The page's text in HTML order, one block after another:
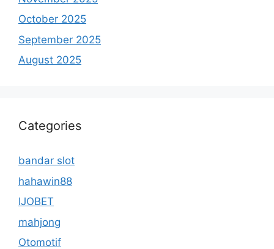
October 2025
September 2025
August 2025
Categories
bandar slot
hahawin88
IJOBET
mahjong
Otomotif